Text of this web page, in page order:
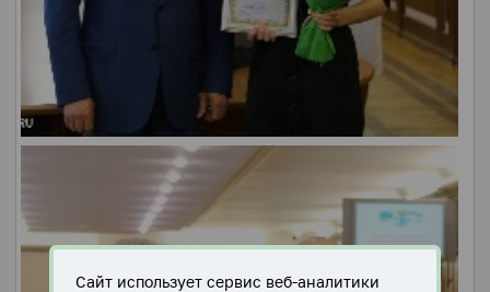
Сайт использует сервис веб-аналитики